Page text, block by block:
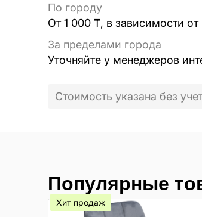
По городу
От 1 000 ₸, в зависимости от
За пределами города
Уточняйте у менеджеров
Стоимость указана без
Популярные
Хит продаж